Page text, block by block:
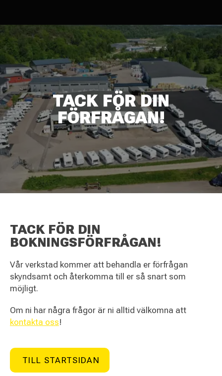
TACK FÖR DIN
FÖRFRÅGAN!
TACK FÖR DIN
BOKNINGSFÖRFRÅGAN!
Vår verkstad kommer att behandla er förfrågan
skyndsamt och återkomma till er så snart som
möjligt.
Om ni har några frågor är ni alltid välkomna att
kontakta oss!
TILL STARTSIDAN